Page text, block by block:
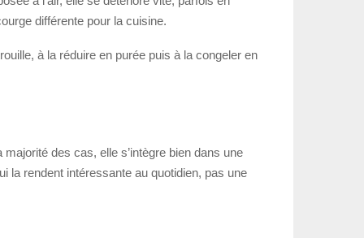
différente pour la cuisine.
à la réduire en purée puis à la congeler en
des cas, elle s’intègre bien dans une
la rendent intéressante au quotidien, pas une